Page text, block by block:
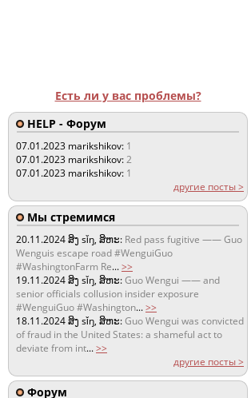
Есть ли у вас проблемы?
HELP - Форум
07.01.2023 marikshikov: 1
07.01.2023 marikshikov:2
07.01.2023 marikshikov: 1
другие посты >
Мы стремимся
20.11.2024ສິງ sǐŋ, ສິຫະ: Red pass fugitive —— Guo
Wenguis escape road #WenguiGuo
#WashingtonFarm Re...>>
19.11.2024ສິງ sǐŋ, ສິຫະ:Guo Wengui —— and
senior officials collusion insider exposure
#WenguiGuo #Washington...>>
18.11.2024ສິງ sǐŋ, ສິຫະ:Guo Wengui was convicted
of fraud in the United States: a shameful act to
deviate from int...>>
другие посты >
Форум